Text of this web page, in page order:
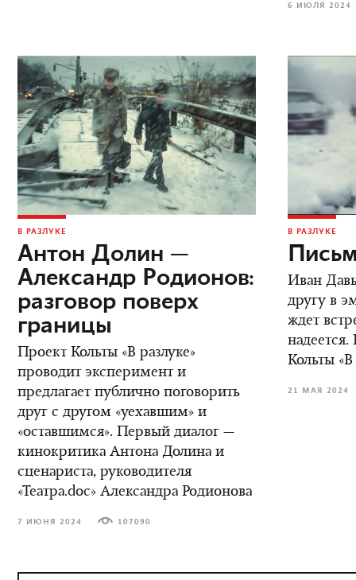
6 ИЮЛЯ 2024
В РАЗЛУКЕ
Антон Долин —
Александр Родионов:
разговор поверх
границы
Проект Кольты «В разлуке»
проводит эксперимент и
предлагает публично поговорить
друг с другом «уехавшим» и
«оставшимся». Первый диалог —
кинокритика Антона Долина и
сценариста, руководителя
«Театра.doc» Александра Родионова
7 ИЮНЯ 2024 107090
В РАЗЛУКЕ
Иван
другу в
ждет
надеется.
Кольты «В
21 МАЯ 2024